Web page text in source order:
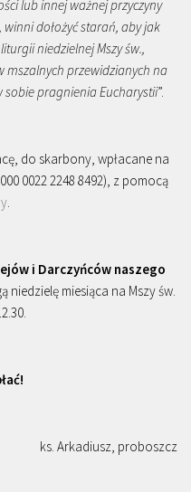
lub innej ważnej przyczyny
dołożyć starań, aby jak
niedzielnej Mszy św.,
mszalnych przewidzianych na
sobie pragnienia Eucharystii”.
do skarbony, wpłacane na
0022 2248 8492), z pomocą
i Darczyńców naszego
niedzielę miesiąca na Mszy św.
ks. Arkadiusz, proboszcz